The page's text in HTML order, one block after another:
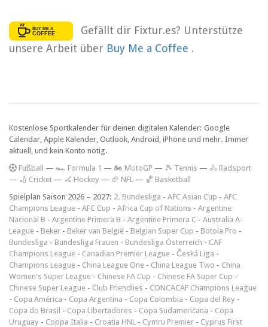
Gefällt dir Fixtur.es? Unterstütze
unsere Arbeit über Buy Me a Coffee .
Kostenlose Sportkalender für deinen digitalen Kalender: Google
Calendar, Apple Kalender, Outlook, Android, iPhone und mehr. Immer
aktuell, und kein Konto nötig.
Fußball — 🏎️ Formula 1 — 🏍 MotoGP — 🎾 Tennis — 🚴 Radsport
— 🏏 Cricket — 🏑 Hockey — 🏈 NFL — 🏀 Basketball
Spielplan Saison 2026 – 2027: 2. Bundesliga - AFC Asian Cup - AFC
Champions League - AFC Cup - Africa Cup of Nations - Argentine
Nacional B - Argentine Primera B - Argentine Primera C - Australia A-
League - Beker - Beker van België - Belgian Super Cup - Botola Pro -
Bundesliga - Bundesliga Frauen - Bundesliga Österreich - CAF
Champions League - Canadian Premier League - Česká Liga -
Champions League - China League One - China League Two - China
Women's Super League - Chinese FA Cup - Chinese FA Super Cup -
Chinese Super League - Club Friendlies - CONCACAF Champions League
- Copa América - Copa Argentina - Copa Colombia - Copa del Rey -
Copa do Brasil - Copa Libertadores - Copa Sudamericana - Copa
Uruguay - Coppa Italia - Croatia HNL - Cymru Premier - Cyprus First